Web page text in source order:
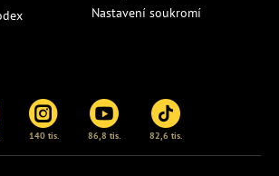
Nastavení soukromí
140 tis. 86,8 tis. 82,6 tis.